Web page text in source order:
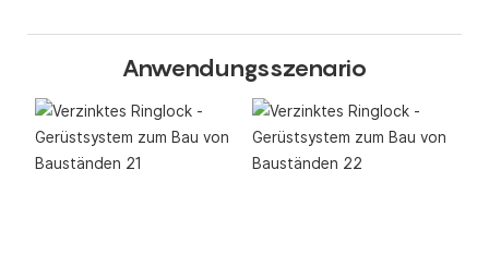
Anwendungsszenario